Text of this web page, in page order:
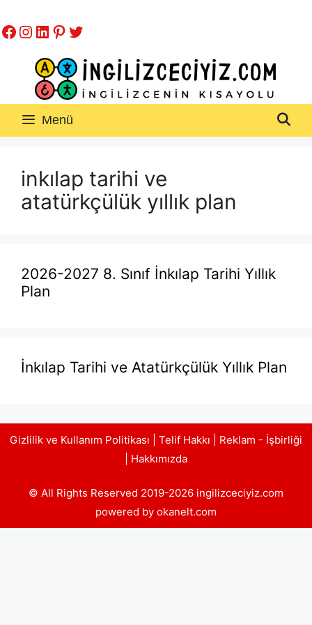
atla
Facebook
Instagram
LinkedIn
Pinterest
Twitter
Menü
inkılap tarihi ve
atatürkçülük yıllık plan
2026-2027 8. Sınıf İnkılap Tarihi Yıllık
Plan
İnkılap Tarihi ve Atatürkçülük Yıllık Plan
Gizlilik ve Kullanım Politikası Telif Hakkı
Reklam - İşbirliği
Hakkımızda
© All Rights Reserved 2019-2026 ingilizceciyiz.com
powered by okanelt.com